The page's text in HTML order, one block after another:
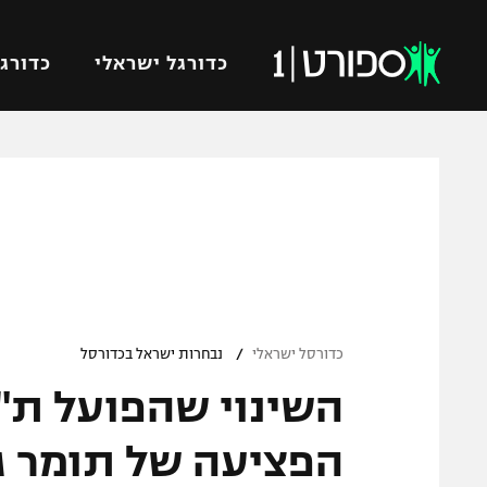
כדורגל ישראלי
ברחבה
"מעל הליגה" – פודקאסט
"מחצית בשכונה" – פודקאסט
מכבי
בית"ר
כדורסל ישראלי / נבחרות ישראל בכדורסל
השינוי שהפועל
הפציעה של תומר